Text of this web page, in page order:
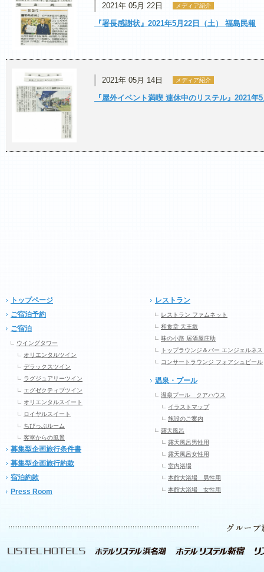
2021年 05月 22日 メディア紹介
『署長感謝状』2021年5月22日（土） 福島民報
2021年 05月 14日 メディア紹介
『屋外イベント満喫 連休中のリステル』2021年
トップページ
ご宿泊予約
ご宿泊
ウイングタワー
オリエンタルツイン
デラックスツイン
ラグジュアリーツイン
エグゼクティブツイン
オリエンタルスイート
ロイヤルスイート
ちびっぷルーム
客室からの風景
募集型企画旅行条件書
募集型企画旅行約款
宿泊約款
Press Room
レストラン
レストラン ファムネット
和食堂 天王坂
味の小路 居酒屋庄助
トップラウンジ＆バー エンジェルネス
コンサートラウンジ フォアシュピール
温泉・プール
温泉プール クアハウス
イラストマップ
施設のご案内
露天風呂
露天風呂男性用
露天風呂女性用
室内浴場
本館大浴場 男性用
本館大浴場 女性用